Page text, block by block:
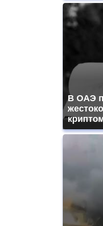
В ОАЭ